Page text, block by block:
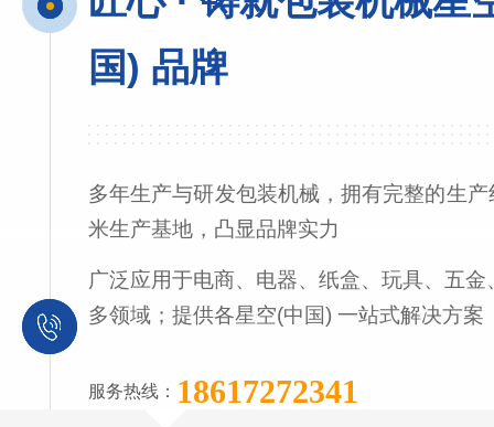
国) 品牌
多年生产与研发包装机械，拥有完整的生
米生产基地，凸显品牌实力
广泛应用于电商、电器、纸盒、玩具、五金
多领域；提供各星空(中国) 一站式解决方案
服务热线： 18617272341